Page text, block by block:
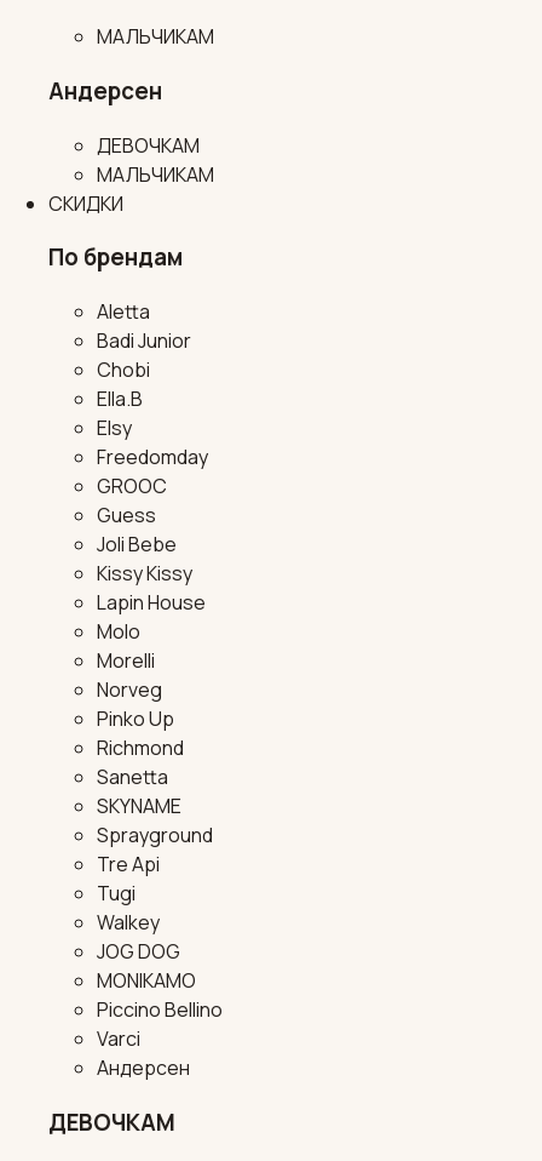
МАЛЬЧИКАМ
Андерсен
ДЕВОЧКАМ
МАЛЬЧИКАМ
СКИДКИ
По брендам
Aletta
Badi Junior
Chobi
Ella.B
Elsy
Freedomday
GROOC
Guess
Joli Bebe
Kissy Kissy
Lapin House
Molo
Morelli
Norveg
Pinko Up
Richmond
Sanetta
SKYNAME
Sprayground
Tre Api
Tugi
Walkey
JOG DOG
MONIKAMO
Piccino Bellino
Varci
Андерсен
ДЕВОЧКАМ